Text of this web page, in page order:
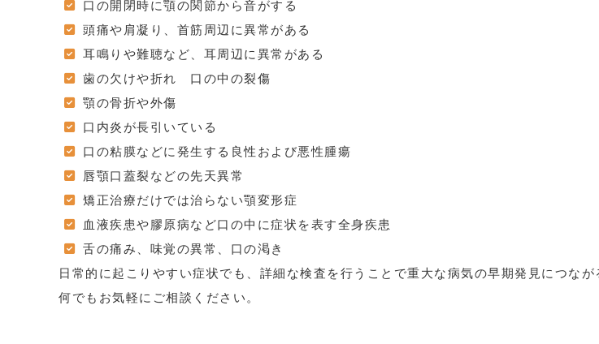
口の開閉時に顎の関節から音がする
頭痛や肩凝り、首筋周辺に異常がある
耳鳴りや難聴など、耳周辺に異常がある
歯の欠けや折れ 口の中の裂傷
顎の骨折や外傷
口内炎が長引いている
口の粘膜などに発生する良性および悪性腫瘍
唇顎口蓋裂などの先天異常
矯正治療だけでは治らない顎変形症
血液疾患や膠原病など口の中に症状を表す全身疾患
舌の痛み、味覚の異常、口の渇き
日常的に起こりやすい症状でも、詳細な検査を行うことで重大な病気の早期発見につな
何でもお気軽にご相談ください。